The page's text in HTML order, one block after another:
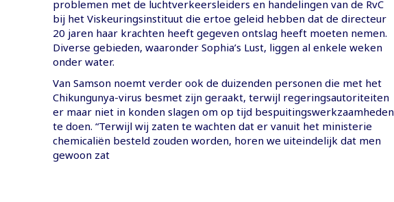
problemen met de luchtverkeersleiders en handelingen van de RvC
bij het Viskeuringsinstituut die ertoe geleid hebben dat de directeur
20 jaren haar krachten heeft gegeven ontslag heeft moeten nemen.
Diverse gebieden, waaronder Sophia’s Lust, liggen al enkele weken
onder water.
Van Samson noemt verder ook de duizenden personen die met het
Chikungunya-virus besmet zijn geraakt, terwijl regeringsautoriteiten
er maar niet in konden slagen om op tijd bespuitingswerkzaamheden
te doen. “Terwijl wij zaten te wachten dat er vanuit het ministerie
chemicaliën besteld zouden worden, horen we uiteindelijk dat men
gewoon zat